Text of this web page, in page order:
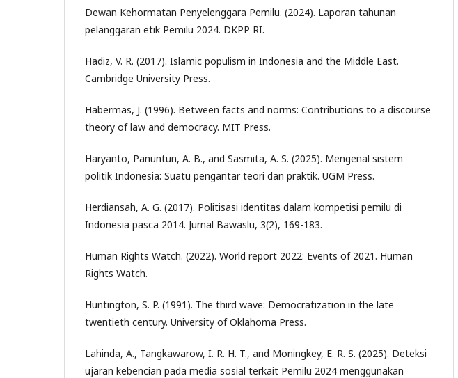
Dewan Kehormatan Penyelenggara Pemilu. (2024). Laporan tahunan
pelanggaran etik Pemilu 2024. DKPP RI.
Hadiz, V. R. (2017). Islamic populism in Indonesia and the Middle East.
Cambridge University Press.
Habermas, J. (1996). Between facts and norms: Contributions to a discourse
theory of law and democracy. MIT Press.
Haryanto, Panuntun, A. B., and Sasmita, A. S. (2025). Mengenal sistem
politik Indonesia: Suatu pengantar teori dan praktik. UGM Press.
Herdiansah, A. G. (2017). Politisasi identitas dalam kompetisi pemilu di
Indonesia pasca 2014. Jurnal Bawaslu, 3(2), 169-183.
Human Rights Watch. (2022). World report 2022: Events of 2021. Human
Rights Watch.
Huntington, S. P. (1991). The third wave: Democratization in the late
twentieth century. University of Oklahoma Press.
Lahinda, A., Tangkawarow, I. R. H. T., and Moningkey, E. R. S. (2025). Deteksi
ujaran kebencian pada media sosial terkait Pemilu 2024 menggunakan